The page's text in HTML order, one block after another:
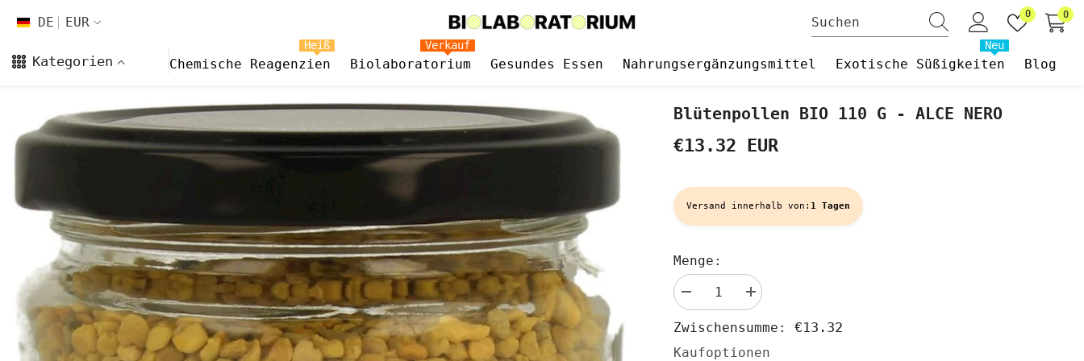
DE
FR
CS
FI
HI
ES
NL
NB
EUR
0 0
0
Kategorien Chemische Reagenzien
Heiß
Biolaboratorium
Verkauf
Gesundes Essen Nahrungsergänzungsmittel Exotische Süßigkeiten
Neu
Blog
Blütenpollen BIO 110 G - ALCE NERO
€13.32 EUR
Versand innerhalb von: 1 Tagen
Menge:
verringern
für
Blütenpollen
BIO
110
Menge
erhöhen
Blütenpollen
110
Zwischensumme: €13.32
Kaufoptionen